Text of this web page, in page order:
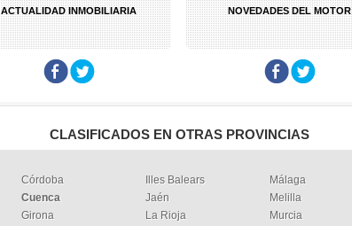
ACTUALIDAD INMOBILIARIA NOVEDADES DEL MOTOR
CLASIFICADOS EN OTRAS PROVINCIAS
Córdoba
Cuenca
Girona
Illes Balears
Jaén
La Rioja
Málaga
Melilla
Murcia